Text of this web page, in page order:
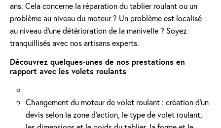
ans. Cela concerne la réparation du tablier roulant ou un
problème au niveau du moteur ? Un problème est localisé
au niveau d'une détérioration de la manivelle ? Soyez
tranquillisés avec nos artisans experts.
Découvrez quelques-unes de nos prestations en
rapport avec les volets roulants
Changement du moteur de volet roulant : création d'un
devis selon la zone d’action, le type de volet roulant,